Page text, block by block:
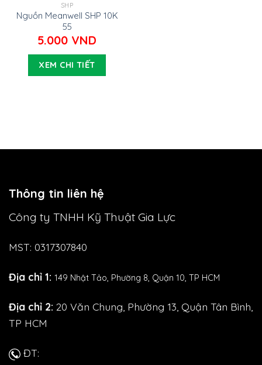
SHP
Nguồn Meanwell SHP 10K
55
5.000 VND
XEM CHI TIẾT
Thông tin liên hệ
Công ty TNHH Kỹ Thuật Gia Lực
MST: 0317307840
Địa chỉ 1: 149 Nhật Tảo, Phường 8, Quận 10, TP HCM
Địa chỉ 2: 20 Văn Chung, Phường 13, Quận Tân Bình,
TP HCM
ĐT: